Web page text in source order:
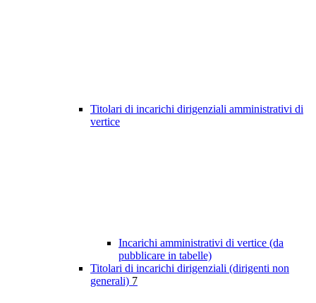
Titolari di incarichi dirigenziali amministrativi di
vertice
Incarichi amministrativi di vertice (da
pubblicare in tabelle)
Titolari di incarichi dirigenziali (dirigenti non
generali) 7